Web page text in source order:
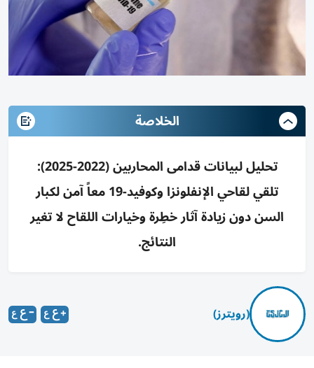
الخلاصة
تحليل لبيانات قدامى المحاربين (2022-2025):
تلقي لقاحي الإنفلونزا وكوفيد-19 معاً آمن لكبار
السن دون زيادة آثار خطِرة وخيارات اللقاح لا تغير
النتائج.
(رويترز)